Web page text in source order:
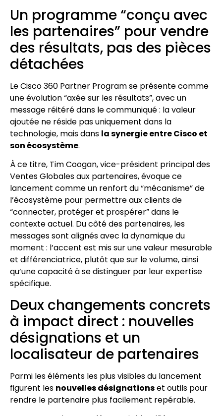
Un programme “conçu avec
les partenaires” pour vendre
des résultats, pas des pièces
détachées
Le Cisco 360 Partner Program se présente comme
une évolution “axée sur les résultats”, avec un
message réitéré dans le communiqué : la valeur
ajoutée ne réside pas uniquement dans la
technologie, mais dans la synergie entre Cisco et
son écosystème.
À ce titre, Tim Coogan, vice-président principal des
Ventes Globales aux partenaires, évoque ce
lancement comme un renfort du “mécanisme” de
l’écosystème pour permettre aux clients de
“connecter, protéger et prospérer” dans le
contexte actuel. Du côté des partenaires, les
messages sont alignés avec la dynamique du
moment : l’accent est mis sur une valeur mesurable
et différenciatrice, plutôt que sur le volume, ainsi
qu’une capacité à se distinguer par leur expertise
spécifique.
Deux changements concrets
à impact direct : nouvelles
désignations et un
localisateur de partenaires
Parmi les éléments les plus visibles du lancement
figurent les nouvelles désignationset outils pour
rendre le partenaire plus facilement repérable.